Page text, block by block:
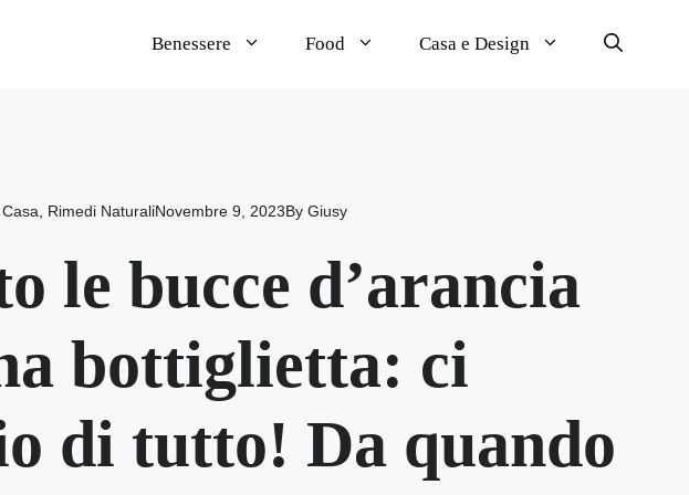
Benessere Food Casa e Design
Rimedi NaturaliNovembre 9, 2023By Giusy
le bucce d’arancia
bottiglietta: ci
di tutto! Da quando